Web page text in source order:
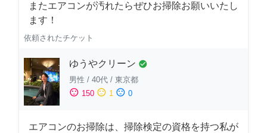
またエアコンが汚れたらぜひお掃除お願いいたし
ます！
依頼されたチケット
ゆうやクリーン check_circle
男性 / 40代 / 東京都
sentiment_satisfied 150 sentiment_neutral 1 sentiment_dissatisfied 0
エアコンのお掃除は、掃除検定の資格を持つ私が